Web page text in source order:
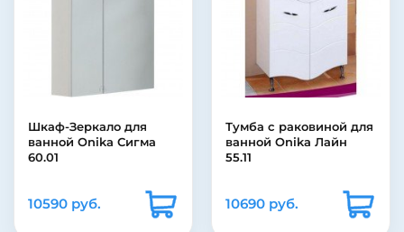
Шкаф-Зеркало для
ванной Onika Сигма
60.01
10590 руб.
Тумба с раковиной для
ванной Onika Лайн
55.11
10690 руб.